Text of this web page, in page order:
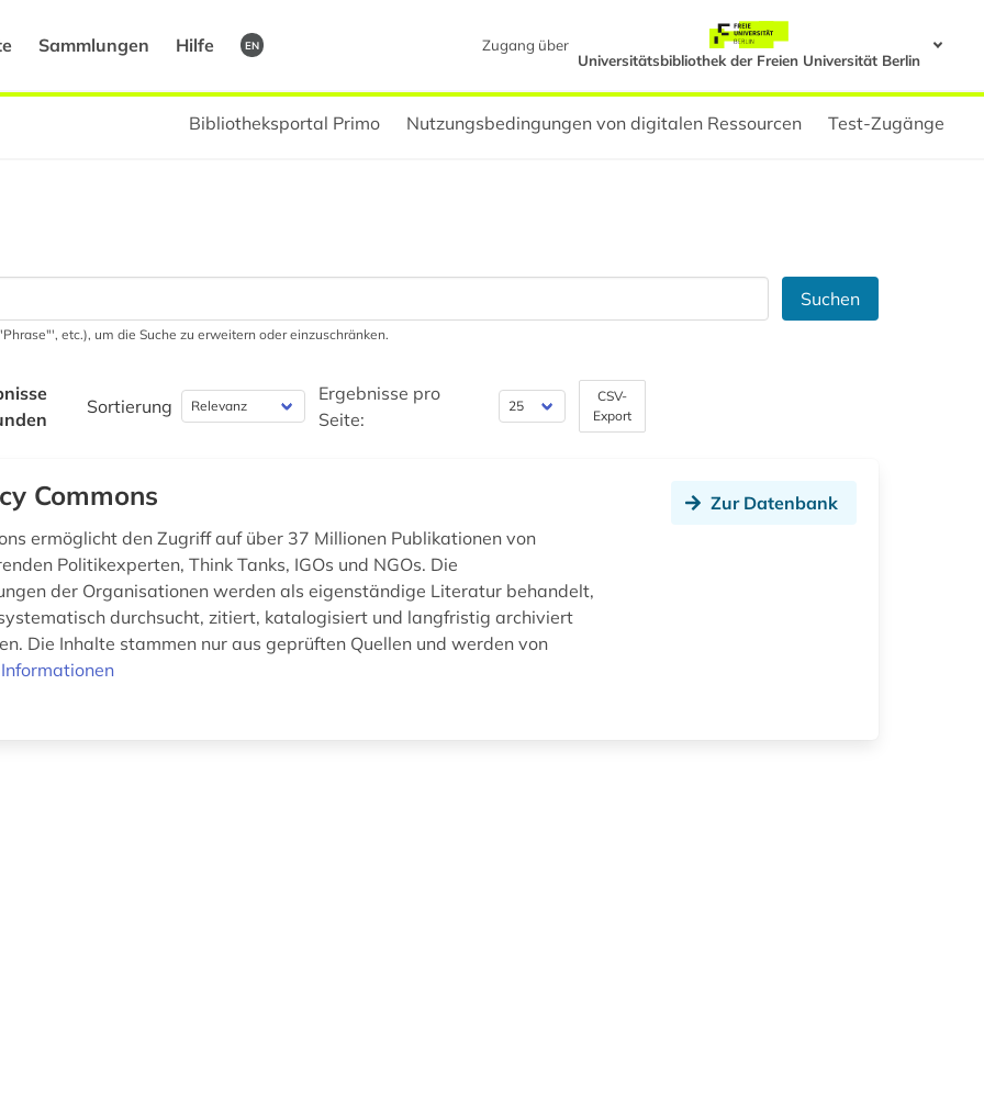
Sammlungen Hilfe EN
Zugang über
Universitätsbibliothek der Freien Universität Berlin
Bibliotheksportal Primo Nutzungsbedingungen von digitalen Ressourcen Test-Zugänge
Suchen
etc.), um die Suche zu erweitern oder einzuschränken.
Sortierung
Ergebnisse pro
Seite:
CSV-
Export
Commons
ermöglicht den Zugriff auf über 37 Millionen Publikationen von
Politikexperten, Think Tanks, IGOs und NGOs. Die
der Organisationen werden als eigenständige Literatur behandelt,
durchsucht, zitiert, katalogisiert und langfristig archiviert
Die Inhalte stammen nur aus geprüften Quellen und werden von
Zur Datenbank